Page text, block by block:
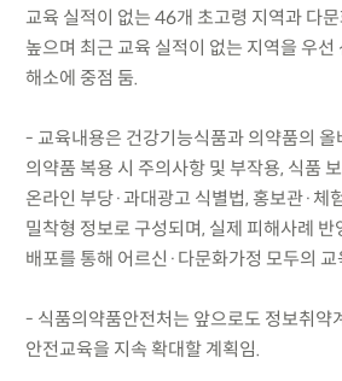
교육 실적이 없는 46개 초고령 지역과 다
높으며 최근 교육 실적이 없는 지역을 우
해소에 중점 둠.
- 교육내용은 건강기능식품과 의약품의 올
의약품 복용 시 주의사항 및 부작용, 식품
온라인 부당·과대광고 식별법, 홍보관·체
밀착형 정보로 구성되며, 실제 피해사례 반
배포를 통해 어르신·다문화가정 모두의
- 식품의약품안전처는 앞으로도 정보취약
안전교육을 지속 확대할 계획임.